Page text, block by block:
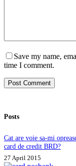
Save my name,
time I comment.
Post Comment
Posts
Cat are voie sa-mi
card de credit BRD?
27 April 2015